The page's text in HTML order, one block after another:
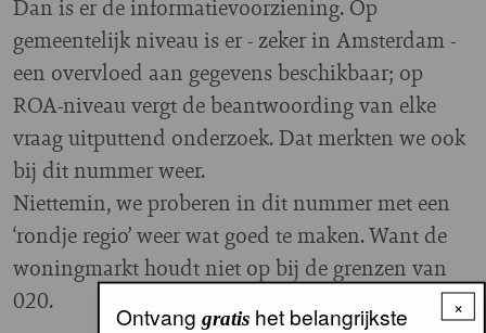
Dan is er de informatievoorziening. Op
gemeentelijk niveau is er - zeker in Amsterdam -
een overvloed aan gegevens beschikbaar; op
ROA-niveau vergt de beantwoording van elke
vraag uitputtend onderzoek. Dat merkten we ook
bij dit nummer weer.
Niettemin, we proberen in dit nummer met een
‘rondje regio’ weer wat goed te maken. Want de
woningmarkt houdt niet op bij de grenzen van
020.
×
Ontvang gratishet belangrijkste